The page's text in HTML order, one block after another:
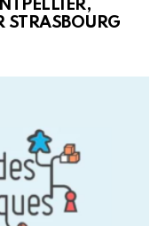
STRASBOURG